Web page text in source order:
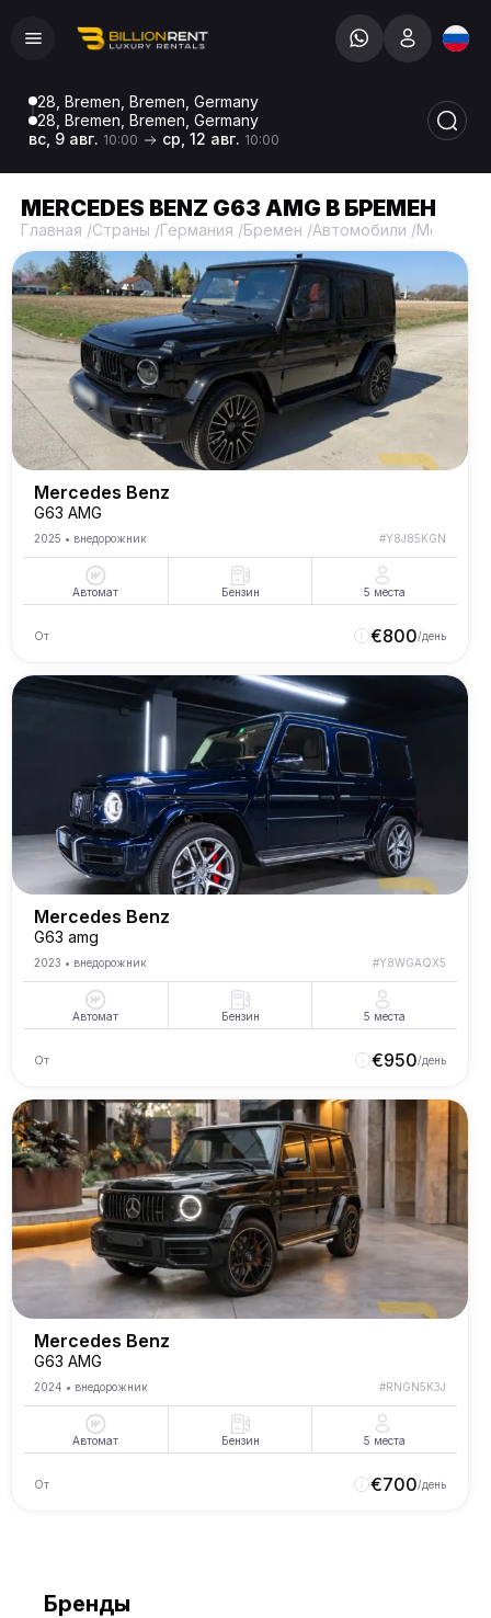
28, Bremen, Bremen, Germany
28, Bremen, Bremen, Germany
вс, 9 авг. 10:00 ср, 12 авг. 10:00
MERCEDES BENZ G63 AMG В БРЕМЕН
Главная /Страны /Германия /Бремен /Автомобили /
Mercedes Benz
G63 AMG
2025 • внедорожник #Y8J85KGN
Автомат Бензин 5 места
От €800/день
Mercedes Benz
G63 amg
2023 • внедорожник #Y8WGAQX5
Автомат Бензин 5 места
От €950/день
Mercedes Benz
G63 AMG
2024 • внедорожник #RNGN5K3J
Автомат Бензин 5 места
От €700/день
Бренды